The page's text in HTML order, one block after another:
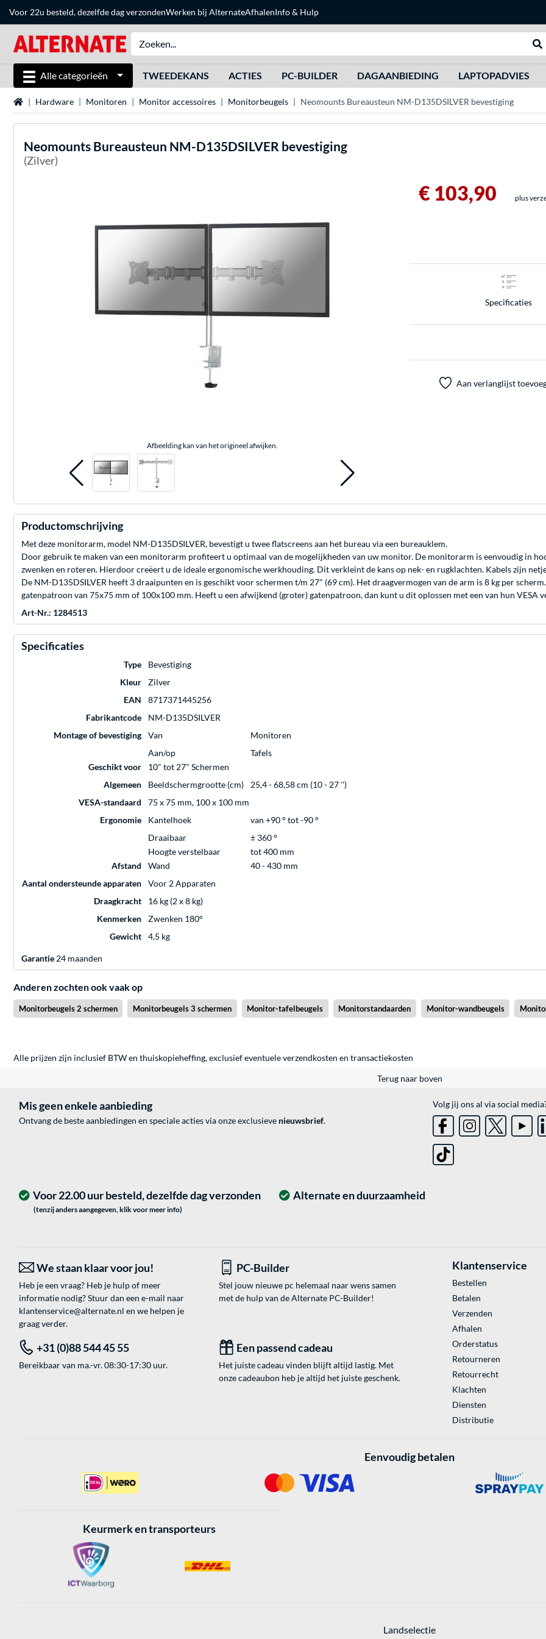
Voor 22u besteld, dezelfde dag verzondenWerken bij AlternateAfhalenInfo & Hulp
Alle categorieën TWEEDEKANS ACTIES PC-BUILDER DAGAANBIEDING LAPTOPADVIES
Home Hardware Monitoren Monitor accessoires Monitorbeugels Neomounts Bureausteun NM-D135DSILVER bevestiging
Neomounts Bureausteun NM-D135DSILVER bevestiging
(Zilver)
Afbeelding kan van het origineel afwijken.
€ 103,90 plus
Specificaties
Aan verlanglijst
Productomschrijving
Met deze monitorarm, model NM-D135DSILVER, bevestigt u twee flatscreens aan het bureau via een bureauklem.
Door gebruik te maken van een monitorarm profiteert u optimaal van de mogelijkheden van uw monitor. De monitorarm is eenvoudig in
zwenken en roteren. Hierdoor creëert u de ideale ergonomische werkhouding. Dit verkleint de kans op nek- en rugklachten. Kabels zijn
De NM-D135DSILVER heeft 3 draaipunten en is geschikt voor schermen t/m 27" (69 cm). Het draagvermogen van de arm is 8 kg per
gatenpatroon van 75x75 mm of 100x100 mm. Heeft u een afwijkend (groter) gatenpatroon, dan kunt u dit oplossen met een van hun VESA
Art-Nr.: 1284513
Specificaties
Type
Bevestiging
Kleur
Zilver
EAN
8717371445256
Fabrikantcode
NM-D135DSILVER
Montage of bevestiging
Van
Monitoren
Aan/op
Tafels
Geschikt voor
10" tot 27" Schermen
Algemeen
Beeldschermgrootte (cm)
25,4 - 68,58 cm (10 - 27 '')
VESA-standaard
75 x 75 mm, 100 x 100 mm
Ergonomie
Kantelhoek
van +90 ° tot -90 °
Draaibaar
± 360 °
Hoogte verstelbaar
tot 400 mm
Afstand
Wand
40 - 430 mm
Aantal ondersteunde apparaten
Voor 2 Apparaten
Draagkracht
16 kg (2 x 8 kg)
Kenmerken
Zwenken 180°
Gewicht
4,5 kg
Garantie 24 maanden
Anderen zochten ook vaak op
Monitorbeugels 2 schermen Monitorbeugels 3 schermen Monitor-tafelbeugels Monitorstandaarden Monitor-wandbeugels
Alle prijzen zijn inclusief BTW en thuiskopieheffing, exclusief eventueleverzendkosten en transactiekosten
Terug naar boven
Mis geen enkele aanbieding
Ontvang de beste aanbiedingen en speciale acties via onze exclusieve nieuwsbrief.
Volg jij ons al via social
Alternate en duurzaamheid
Voor 22.00 uur besteld, dezelfde dag verzonden
(tenzij anders aangegeven, klik voor meer info)
We staan klaar voor jou!
Heb je een vraag? Heb je hulp of meer
informatie nodig? Stuur dan een e-mail naar
klantenservice@alternate.nl en we helpen je
graag verder.
PC-Builder
Stel jouw nieuwe pc helemaal naar wens samen
met de hulp van de Alternate PC-Builder!
+31 (0)88 544 45 55
Bereikbaar van ma.-vr. 08:30-17:30 uur.
Een passend cadeau
Het juiste cadeau vinden blijft altijd lastig. Met
onze cadeaubon heb je altijd het juiste geschenk.
Klantenservice
Bestellen
Betalen
Verzenden
Afhalen
Orderstatus
Retourneren
Retourrecht
Klachten
Diensten
Distributie
Eenvoudig betalen
Keurmerk en transporteurs
Landselectie